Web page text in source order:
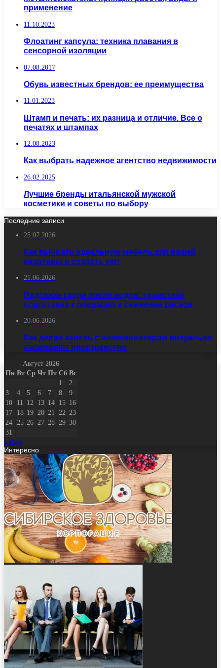
применение
11.10.2023
Флоатинг капсула: техника плавания в
сенсорной изоляции
07.08.2017
Обувь известных брендов: ее преимущества
11.01.2023
Штамп и печать: их разница и отличие. Все о
печатях и штампах
12.08.2023
Как выбрать надежное агентство недвижимости
26.02.2025
Лучшие бренды итальянской мужской
косметики и советы по выбору
Последние записи
25.07.2026
Как выбрать идеальную мебель для вашей
квартиры и создать уют
21.06.2026
Подтяжка груди после родов: грамотная
подготовка к операции и снижение рисков
20.06.2026
Как двери капель с иллюминатором визуально
расширяют пространство
Август 2026
Пн Вт Ср Чт Пт Сб Вс
1
2
3
4 5 6 7 8
9
10
11 12 13 14 15 16
17
18 19 20 21 22 23
24
25 26 27 28 29 30
31
« Июл
Интересно